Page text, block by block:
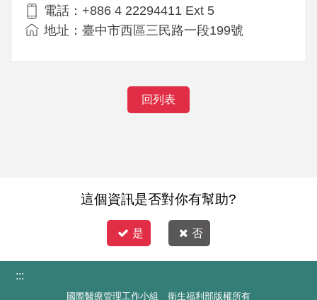
電話：+886 4 22294411 Ext 5
地址：臺中市西區三民路一段199號
回列表
這個資訊是否對你有幫助?
是 否
:::
國際醫療管理工作小組 衛生福利部版權所有